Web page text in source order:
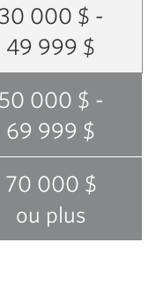
30 000 $ -
49 999 $
50 000 $ -
69 999 $
70 000 $
ou plus